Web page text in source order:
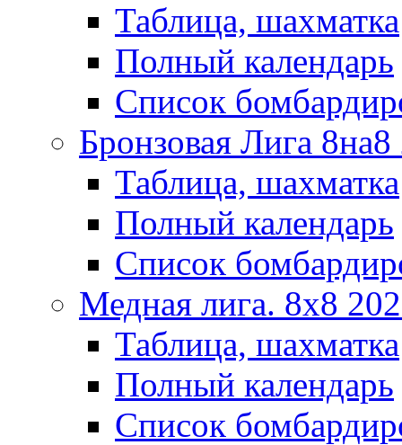
Таблица, шахматка
Полный календарь
Список
Бронзовая Лига
Таблица, шахматка
Полный календарь
Список
Медная лига. 8x8
Таблица, шахматка
Полный календарь
Список